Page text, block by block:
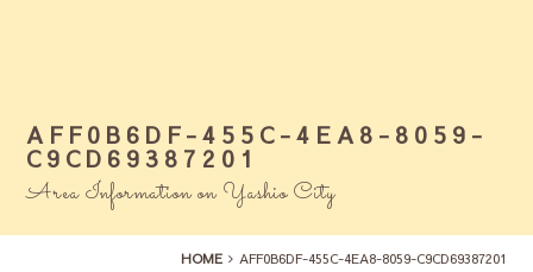
AFF0B6DF-455C-4EA8-8059-
C9CD69387201
Area Information on Yashio City
HOME AFF0B6DF-455C-4EA8-8059-C9CD69387201